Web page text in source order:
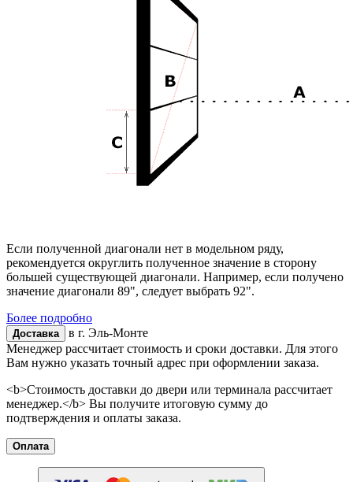
Если полученной диагонали нет в модельном ряду,
рекомендуется округлить полученное значение в сторону
большей существующей диагонали. Например, если получено
значение диагонали 89", следует выбрать 92".
Более подробно
Доставка в г. Эль-Монте
Менеджер рассчитает стоимость и сроки доставки. Для этого
Вам нужно указать точный адрес при оформлении заказа.
<b>Стоимость доставки до двери или терминала рассчитает
менеджер.</b> Вы получите итоговую сумму до
подтверждения и оплаты заказа.
Оплата